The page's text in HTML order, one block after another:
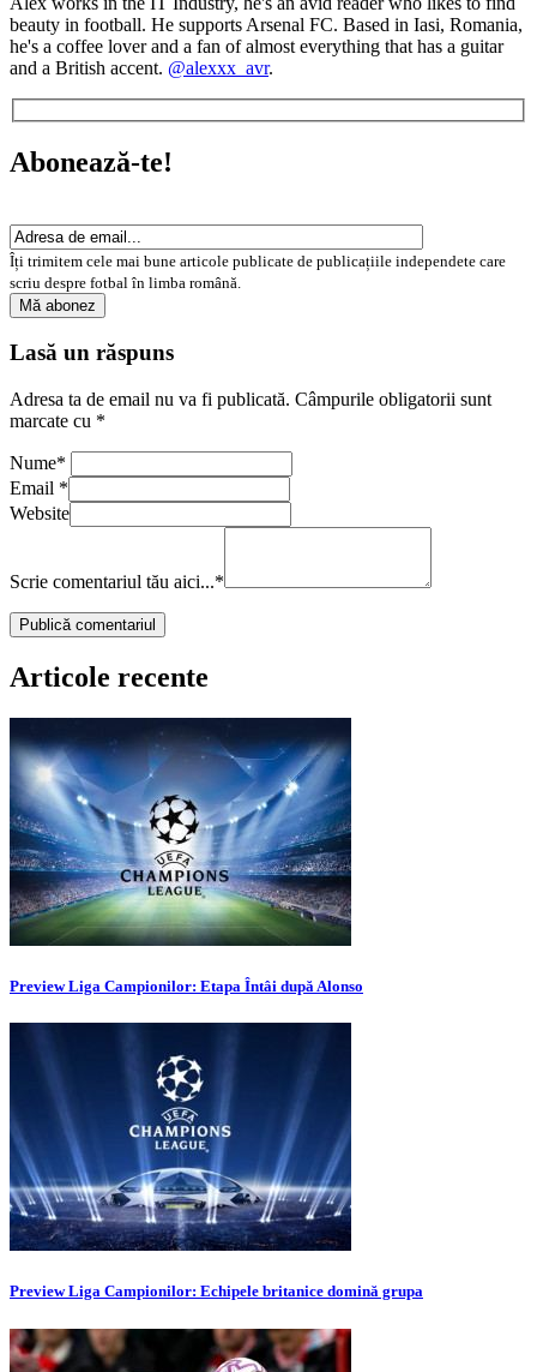
beauty in football. He supports Arsenal FC. Based in Iasi, Romania,
he's a coffee lover and a fan of almost everything that has a guitar
and a British accent. @alexxx_avr.
Abonează-te!
Îți trimitem cele mai bune articole publicate de publicațiile independete care
scriu despre fotbal în limba română.
Lasă un răspuns
Adresa ta de email nu va fi publicată. Câmpurile obligatorii sunt
marcate cu *
Nume*
Email *
Website
Scrie comentariul tău aici...*
Articole recente
Preview Liga Campionilor: Etapa Întâi după Alonso
Preview Liga Campionilor: Echipele britanice domină grupa